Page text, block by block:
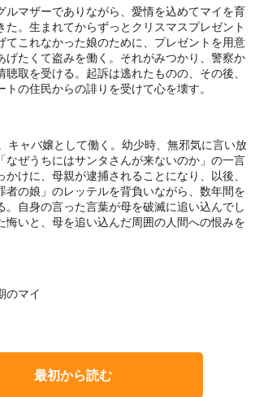
ルマザーでありながら、愛情を込めてマイを育
た。生まれてからずっとクリスマスプレゼント
てこれなかった娘のために、プレゼントを用意
げたくて盗みを働く。それがみつかり、警察か
聴取を受ける。起訴は逃れたものの、その後、
トの住民からの誹りを受けて心を壊す。
キャバ嬢として働く。幼少時、無邪気に言い放
なぜうちにはサンタさんが来ないのか」の一言
かけに、母親が逮捕されることになり、以後、
者の娘」のレッテルを背負いながら、数年間を
。自身の言った言葉が母を破滅に追い込んでし
悔いと、母を追い込んだ周囲の人間への恨みを
のマイ
最初から読む